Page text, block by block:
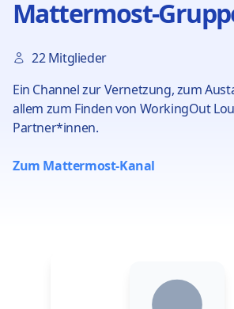
Mattermost-
22 Mitglieder
Ein Channel zur Vernetzung, zum
allem zum Finden von WorkingOut
Partner*innen.
Zum Mattermost-Kanal